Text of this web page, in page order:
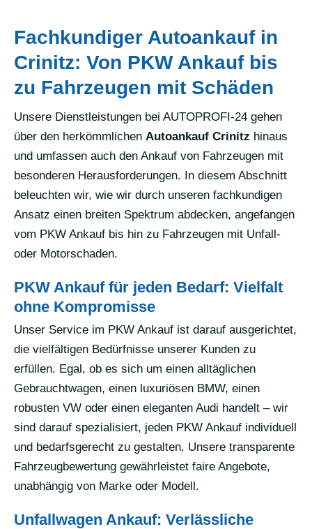
Fachkundiger Autoankauf in
Crinitz: Von PKW Ankauf bis
zu Fahrzeugen mit Schäden
Unsere Dienstleistungen bei AUTOPROFI-24 gehen
über den herkömmlichen Autoankauf Crinitz hinaus
und umfassen auch den Ankauf von Fahrzeugen mit
besonderen Herausforderungen. In diesem Abschnitt
beleuchten wir, wie wir durch unseren fachkundigen
Ansatz einen breiten Spektrum abdecken, angefangen
vom PKW Ankauf bis hin zu Fahrzeugen mit Unfall-
oder Motorschaden.
PKW Ankauf für jeden Bedarf: Vielfalt
ohne Kompromisse
Unser Service im PKW Ankauf ist darauf ausgerichtet,
die vielfältigen Bedürfnisse unserer Kunden zu
erfüllen. Egal, ob es sich um einen alltäglichen
Gebrauchtwagen, einen luxuriösen BMW, einen
robusten VW oder einen eleganten Audi handelt – wir
sind darauf spezialisiert, jeden PKW Ankauf individuell
und bedarfsgerecht zu gestalten. Unsere transparente
Fahrzeugbewertung gewährleistet faire Angebote,
unabhängig von Marke oder Modell.
Unfallwagen Ankauf: Verlässliche